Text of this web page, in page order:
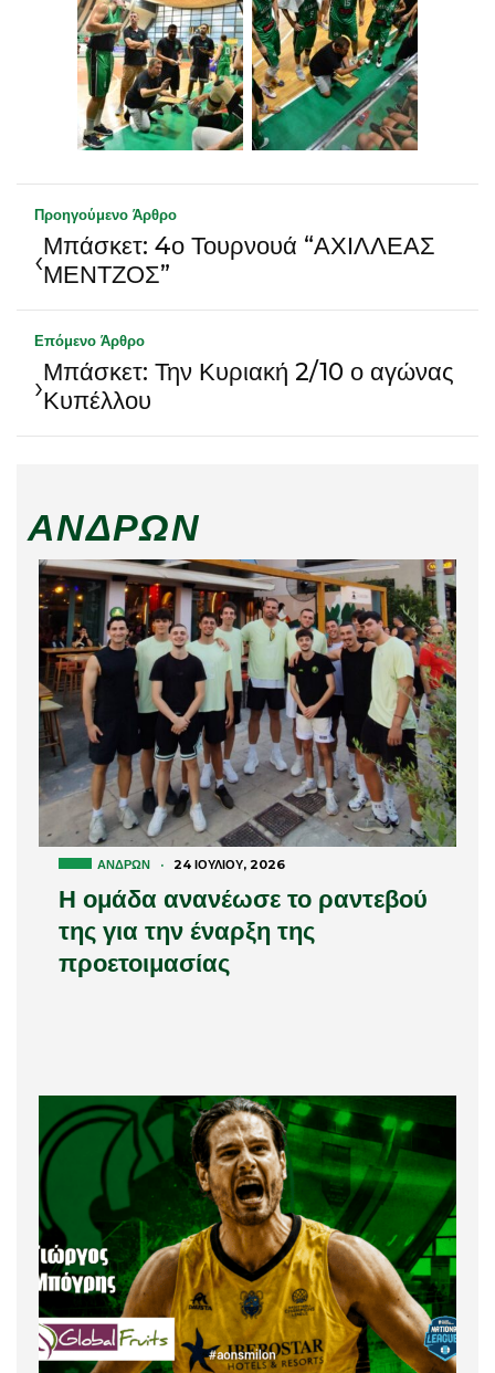
Προηγούμενο Άρθρο
‹Μπάσκετ: 4ο Τουρνουά “ΑΧΙΛΛΕΑΣ
ΜΕΝΤΖΟΣ”
Επόμενο Άρθρο
›Μπάσκετ: Την Κυριακή 2/10 ο αγώνας
Κυπέλλου
ΑΝΔΡΏΝ
ΑΝΔΡΏΝ · 24 ΙΟΥΛΊΟΥ, 2026
Η ομάδα ανανέωσε το ραντεβού
της για την έναρξη της
προετοιμασίας